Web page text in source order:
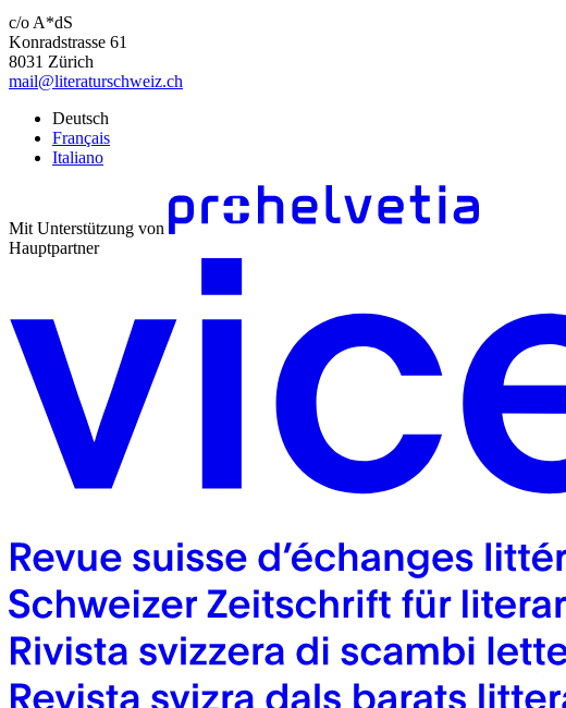
c/o A*dS
Konradstrasse 61
8031 Zürich
mail@literaturschweiz.ch
Deutsch
Français
Italiano
Mit Unterstützung von
Hauptpartner